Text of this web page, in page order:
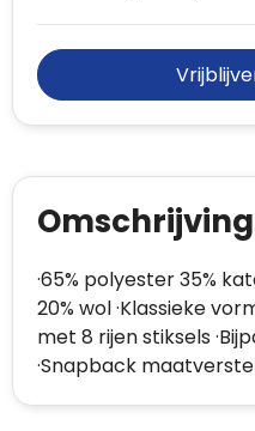
·65% polyester 35%
20% wol ·Klassieke
met 8 rijen stiksels
·Snapback